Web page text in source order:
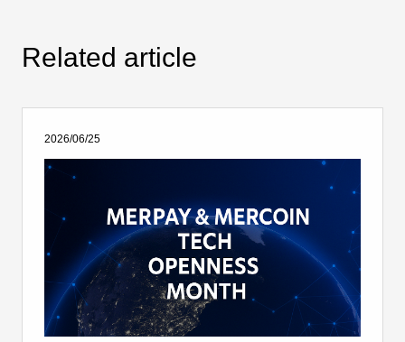
Related article
2026/06/25